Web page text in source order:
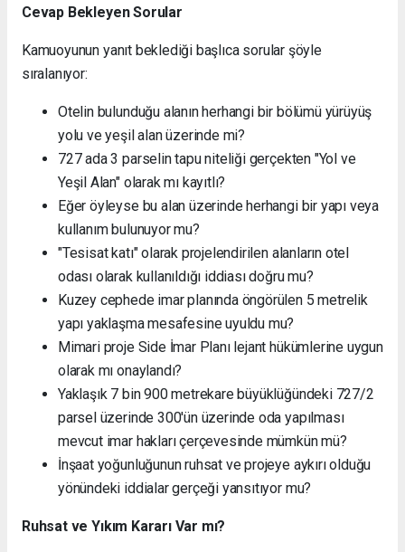
Cevap Bekleyen Sorular
Kamuoyunun yanıt beklediği başlıca sorular şöyle
sıralanıyor:
Otelin bulunduğu alanın herhangi bir bölümü yürüyüş
yolu ve yeşil alan üzerinde mi?
727 ada 3 parselin tapu niteliği gerçekten "Yol ve
Yeşil Alan" olarak mı kayıtlı?
Eğer öyleyse bu alan üzerinde herhangi bir yapı veya
kullanım bulunuyor mu?
"Tesisat katı" olarak projelendirilen alanların otel
odası olarak kullanıldığı iddiası doğru mu?
Kuzey cephede imar planında öngörülen 5 metrelik
yapı yaklaşma mesafesine uyuldu mu?
Mimari proje Side İmar Planı lejant hükümlerine uygun
olarak mı onaylandı?
Yaklaşık 7 bin 900 metrekare büyüklüğündeki 727/2
parsel üzerinde 300'ün üzerinde oda yapılması
mevcut imar hakları çerçevesinde mümkün mü?
İnşaat yoğunluğunun ruhsat ve projeye aykırı olduğu
yönündeki iddialar gerçeği yansıtıyor mu?
Ruhsat ve Yıkım Kararı Var mı?